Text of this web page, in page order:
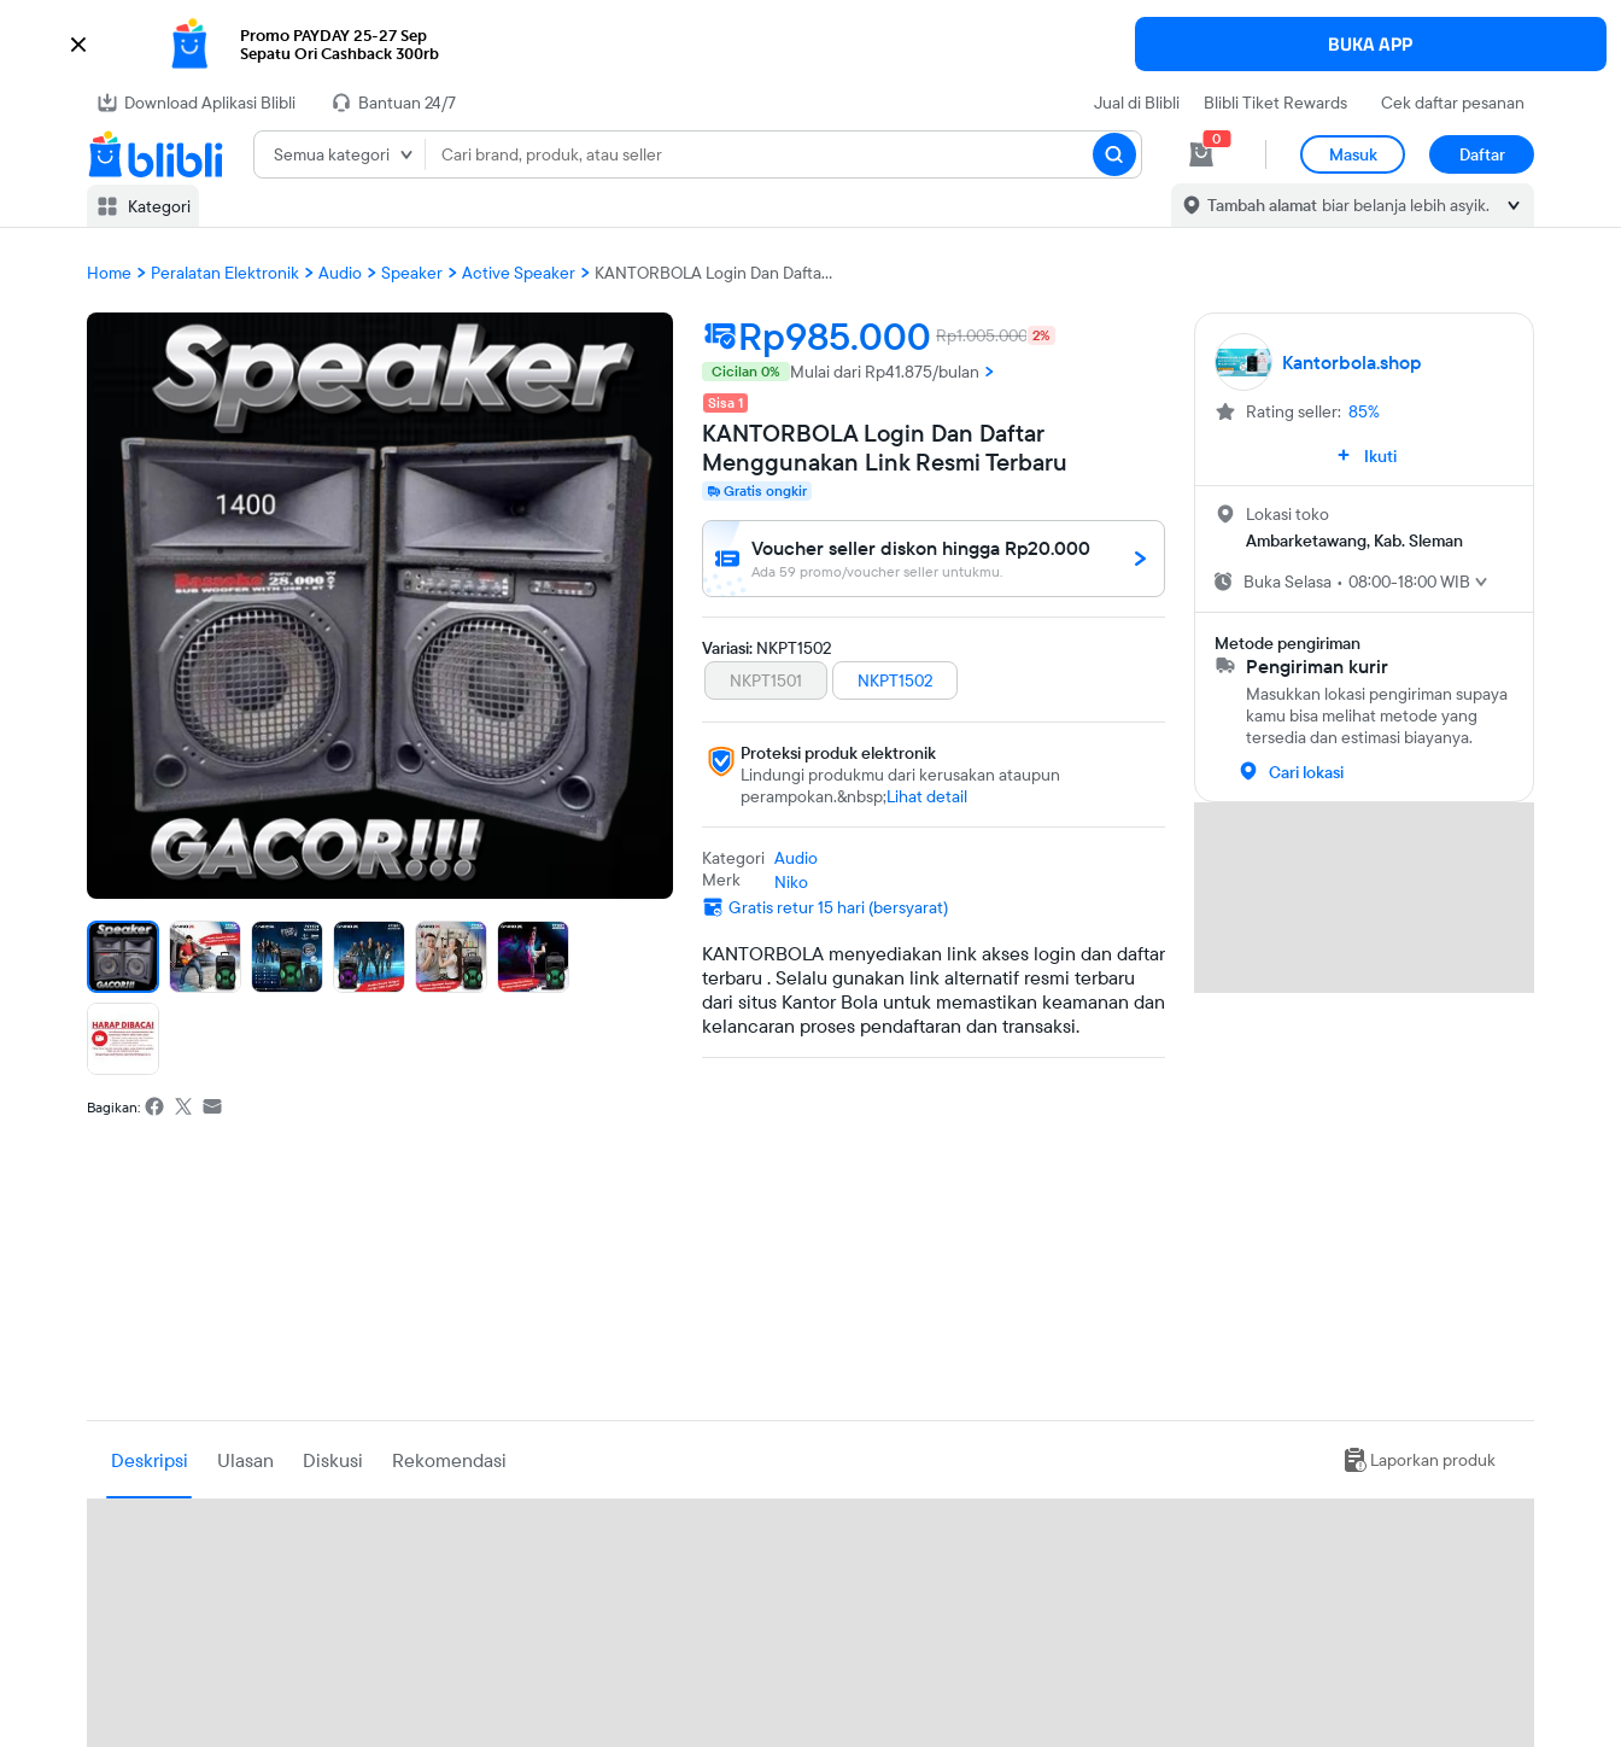
Promo PAYDAY 25-27 Sep
Sepatu Ori Cashback 300rb
BUKA APP
Download Aplikasi Blibli Bantuan 24/7 Jual di Blibli Blibli Tiket Rewards Cek daftar pesanan
Kategori
Semua kategori
0
Masuk Daftar
Tambah alamat biar belanja lebih asyik.
Home Peralatan Elektronik Audio Speaker Active Speaker KANTORBOLA Login Dan Daftar Menggunakan Link Resmi Terbaru
Bagikan:
Rp985.000 Rp1.005.000 2%
Cicilan 0%
Mulai dari Rp41.875/bulan
Sisa 1
KANTORBOLA Login Dan Daftar
Menggunakan Link Resmi Terbaru
Gratis ongkir
Voucher seller diskon hingga Rp20.000
Ada 59 promo/voucher seller untukmu.
Variasi: NKPT1502
NKPT1501
NKPT1502
Proteksi produk elektronik
Lindungi produkmu dari kerusakan ataupun
perampokan.
Lihat detail
Kategori Audio
Merk
Niko
Gratis retur 15 hari (bersyarat)
KANTORBOLA menyediakan link akses login dan daftar
terbaru . Selalu gunakan link alternatif resmi terbaru
dari situs Kantor Bola untuk memastikan keamanan dan
kelancaran proses pendaftaran dan transaksi.
Kantorbola.shop
Rating seller: 85%
Ikuti
Lokasi toko
Ambarketawang, Kab. Sleman
BukaSelasa • 08:00-18:00 WIB
Metode pengiriman
Pengiriman kurir
Masukkan lokasi pengiriman supaya
kamu bisa melihat metode yang
tersedia dan estimasi biayanya.
Cari lokasi
Deskripsi Ulasan Diskusi Rekomendasi Laporkan produk